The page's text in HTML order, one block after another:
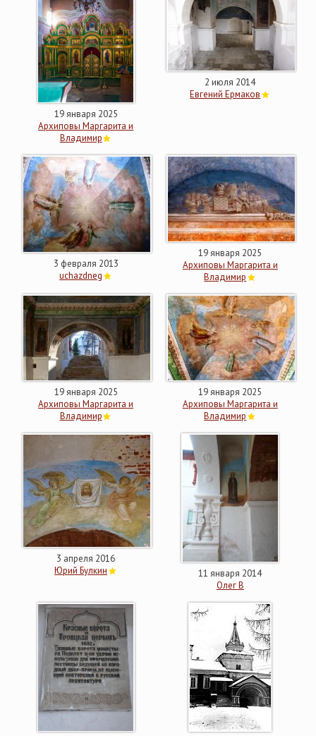
19 января 2025
Архиповы Маргарита и
Владимир
2 июля 2014
Евгений Ермаков
3 февраля 2013
uchazdneg
19 января 2025
Архиповы Маргарита и
Владимир
19 января 2025
Архиповы Маргарита и
Владимир
19 января 2025
Архиповы Маргарита и
Владимир
3 апреля 2016
Юрий Булкин
11 января 2014
Олег В